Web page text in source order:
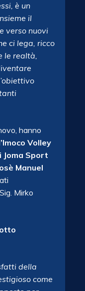
è un
il
verso nuovi
ci lega, ricco
le realtà,
hanno
Volley
Joma Sport
Manuel
Mirko
della
come